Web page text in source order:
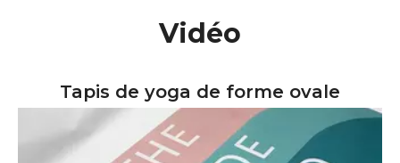
Vidéo
Tapis de yoga de forme ovale